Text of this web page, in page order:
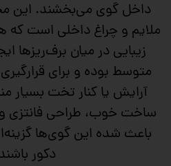
داخل گوی می‌بخشند. این
ملایم و چراغ داخلی است که
زیبایی در میان برف‌ریزها
متوسط بوده و برای
آرایش یا کنار تخت
ساخت خوب، طراحی فانتزی
باعث شده این گوی‌ها
دکور